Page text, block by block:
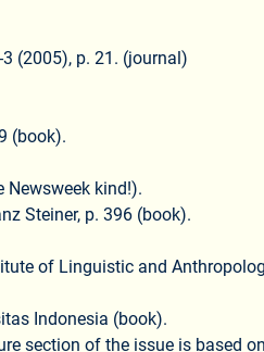
(2005), p. 21. (journal)
(book).
Newsweek kind!).
Steiner, p. 396 (book).
of Linguistic and
Indonesia (book).
section of the issue is based